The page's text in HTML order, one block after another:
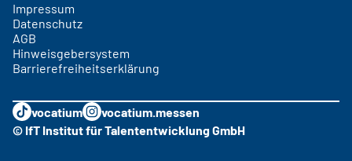
Impressum
Datenschutz
AGB
Hinweisgebersystem
Barrierefreiheitserklärung
vocatium
vocatium.messen
© IfT Institut für Talententwicklung GmbH